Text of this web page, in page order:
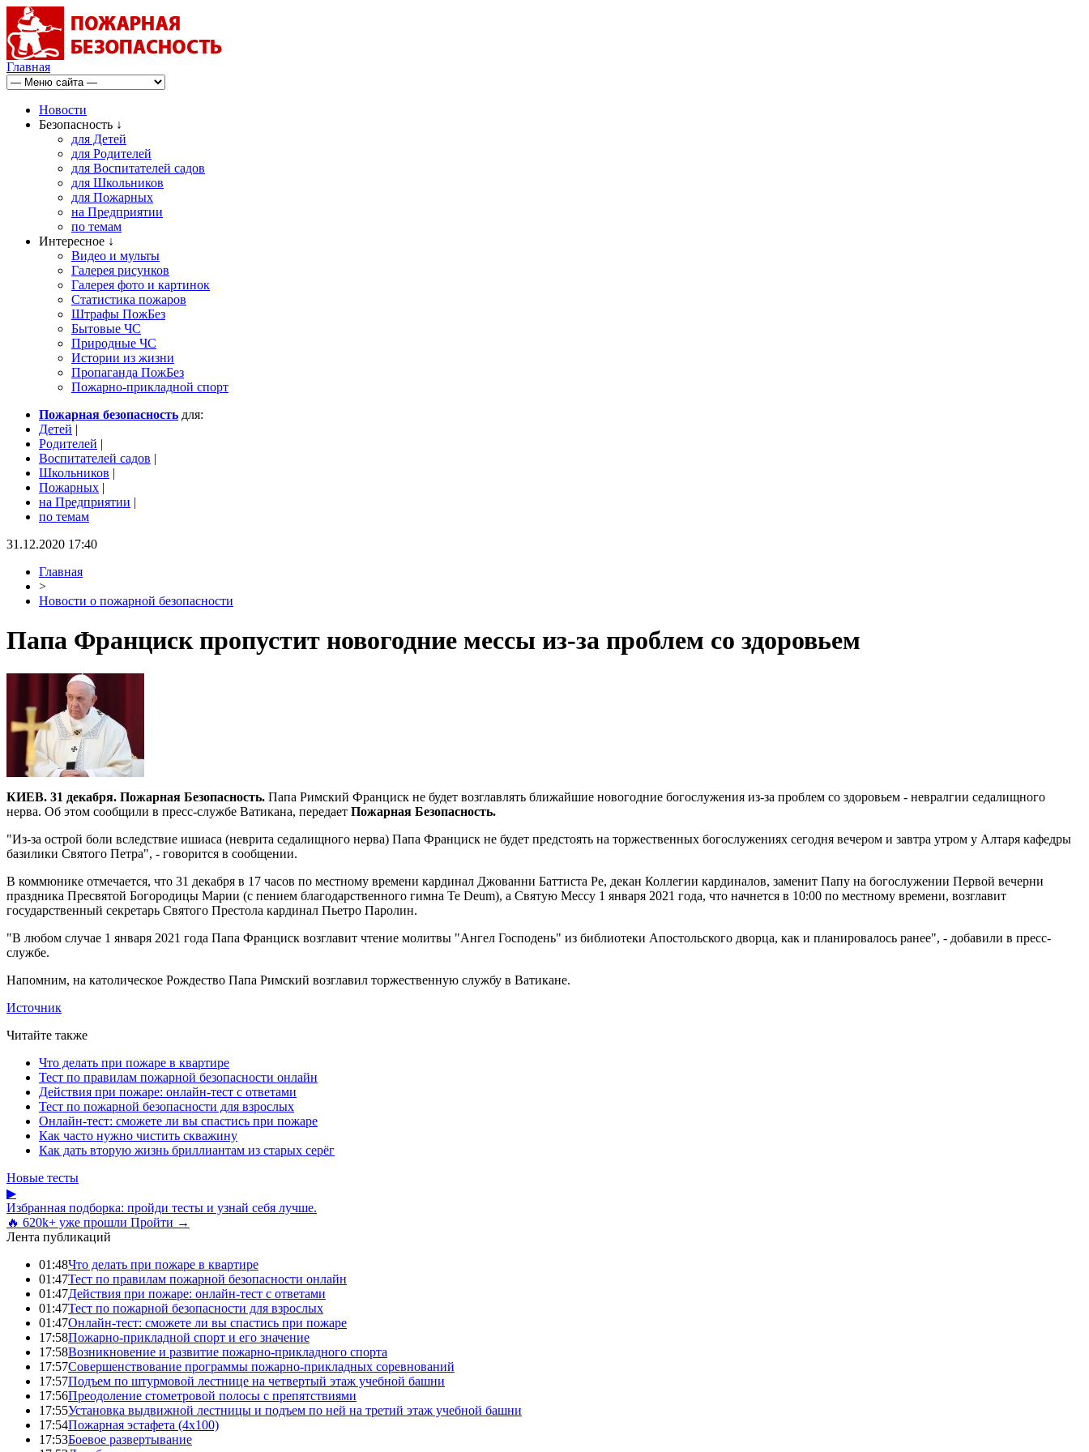
Главная
Новости
Безопасность ↓
для Детей
для Родителей
для Воспитателей садов
для Школьников
для Пожарных
на Предприятии
по темам
Интересное ↓
Видео и мульты
Галерея рисунков
Галерея фото и картинок
Статистика пожаров
Штрафы ПожБез
Бытовые ЧС
Природные ЧС
Истории из жизни
Пропаганда ПожБез
Пожарно-прикладной спорт
Пожарная безопасность для:
Детей |
Родителей |
Воспитателей садов |
Школьников |
Пожарных |
на Предприятии |
по темам
31.12.2020 17:40
Главная
>
Новости о пожарной безопасности
Папа Франциск пропустит новогодние мессы из-за проблем со здоровьем
КИЕВ. 31 декабря. Пожарная Безопасность. Папа Римский Франциск не будет возглавлять ближайшие новогодние богослужения из-за проблем со здоровьем - невралгии седалищного
нерва. Об этом сообщили в пресс-службе Ватикана, передает Пожарная Безопасность.
"Из-за острой боли вследствие ишиаса (неврита седалищного нерва) Папа Франциск не будет предстоять на торжественных богослужениях сегодня вечером и завтра утром у Алтаря кафедры
базилики Святого Петра", - говорится в сообщении.
В коммюнике отмечается, что 31 декабря в 17 часов по местному времени кардинал Джованни Баттиста Ре, декан Коллегии кардиналов, заменит Папу на богослужении Первой вечерни
праздника Пресвятой Богородицы Марии (с пением благодарственного гимна Te Deum), а Святую Мессу 1 января 2021 года, что начнется в 10:00 по местному времени, возглавит
государственный секретарь Святого Престола кардинал Пьетро Паролин.
"В любом случае 1 января 2021 года Папа Франциск возглавит чтение молитвы "Ангел Господень" из библиотеки Апостольского дворца, как и планировалось ранее", - добавили в пресс-
службе.
Напомним, на католическое Рождество Папа Римский возглавил торжественную службу в Ватикане.
Источник
Читайте также
Что делать при пожаре в квартире
Тест по правилам пожарной безопасности онлайн
Действия при пожаре: онлайн-тест с ответами
Тест по пожарной безопасности для взрослых
Онлайн-тест: сможете ли вы спастись при пожаре
Как часто нужно чистить скважину
Как дать вторую жизнь бриллиантам из старых серёг
Новые тесты
▶
Избранная подборка: пройди тесты и узнай себя лучше.
🔥 620k+ уже прошли Пройти →
Лента публикаций
01:48Что делать при пожаре в квартире
01:47Тест по правилам пожарной безопасности онлайн
01:47Действия при пожаре: онлайн-тест с ответами
01:47Тест по пожарной безопасности для взрослых
01:47Онлайн-тест: сможете ли вы спастись при пожаре
17:58Пожарно-прикладной спорт и его значение
17:58Возникновение и развитие пожарно-прикладного спорта
17:57Совершенствование программы пожарно-прикладных соревнований
17:57Подъем по штурмовой лестнице на четвертый этаж учебной башни
17:56Преодоление стометровой полосы с препятствиями
17:55Установка выдвижной лестницы и подъем по ней на третий этаж учебной башни
17:54Пожарная эстафета (4x100)
17:53Боевое развертывание